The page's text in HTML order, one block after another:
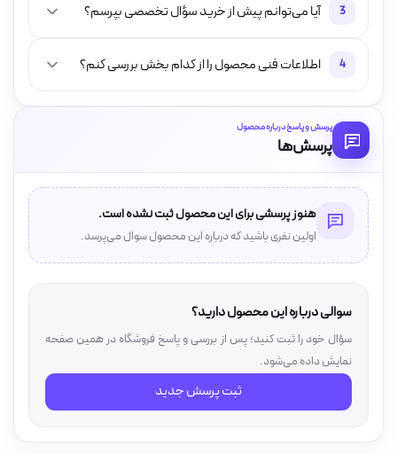
3 آیا می‌توانم پیش از خرید سؤال تخصصی بپرسم؟
4 اطلاعات فنی محصول را از کدام بخش بررسی کنم؟
پرسش و پاسخ درباره محصول
پرسش‌ها
هنوز پرسشی برای این محصول ثبت نشده است.
اولین نفری باشید که درباره این محصول سوال می‌پرسد.
سوالی درباره این محصول دارید؟
سؤال خود را ثبت کنید؛ پس از بررسی و پاسخ فروشگاه در همین صفحه
نمایش داده می‌شود.
ثبت پرسش جدید